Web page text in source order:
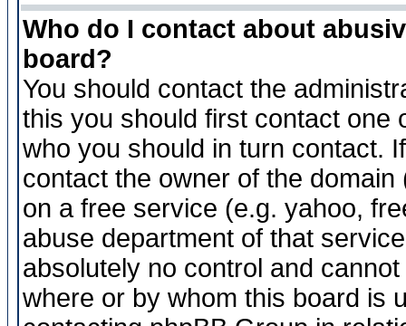
Who do I contact about
board?
You should contact the
this you should first contact one
who you should in turn contact.
contact the owner of the
on a free service (e.g. yahoo,
abuse department of that
absolutely no control and
where or by whom this board is